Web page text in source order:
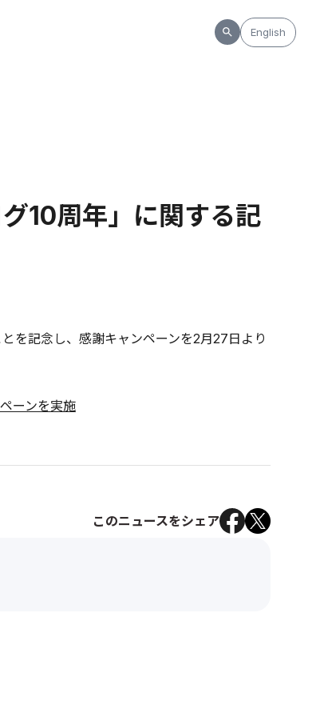
English
10周年」に関する記
を記念し、感謝キャンペーンを2月27日より
ーンを実施
このニュースをシェア